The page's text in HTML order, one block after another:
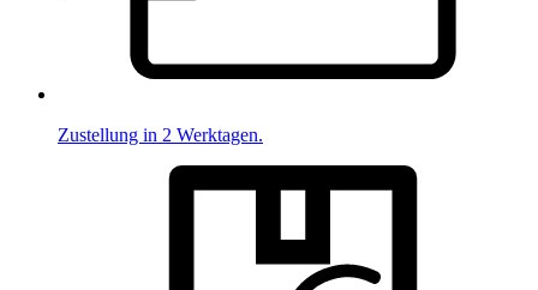
Zustellung in 2 Werktagen.